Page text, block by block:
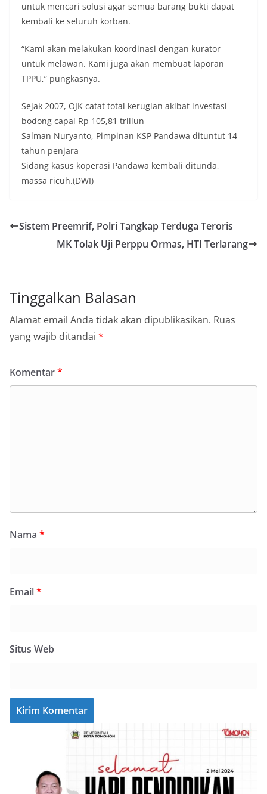
untuk mencari solusi agar semua barang bukti dapat
kembali ke seluruh korban.
“Kami akan melakukan koordinasi dengan kurator
untuk melawan. Kami juga akan membuat laporan
TPPU,” pungkasnya.
Sejak 2007, OJK catat total kerugian akibat investasi
bodong capai Rp 105,81 triliun
Salman Nuryanto, Pimpinan KSP Pandawa dituntut 14
tahun penjara
Sidang kasus koperasi Pandawa kembali ditunda,
massa ricuh.(DWI)
Sistem Preemrif, Polri Tangkap Terduga Teroris
MK Tolak Uji Perppu Ormas, HTI Terlarang
Tinggalkan Balasan
Alamat email Anda tidak akan dipublikasikan. Ruas
yang wajib ditandai *
Komentar*
Nama *
Email*
Situs Web